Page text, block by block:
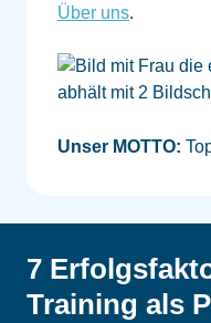
Über uns.
Unser MOTTO:
7
Training als